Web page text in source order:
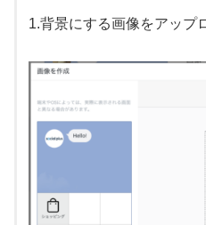
1.背景にする画像をアップ